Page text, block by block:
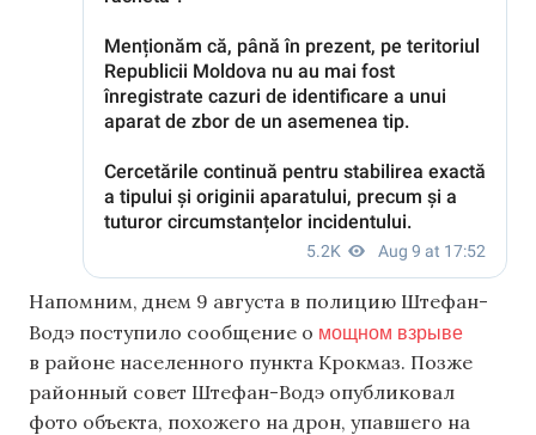
Напомним, днем 9 августа в полицию Штефан-
Водэ поступило сообщение о мощном взрыве
в районе населенного пункта Крокмаз. Позже
районный совет Штефан-Водэ опубликовал
фото объекта, похожего на дрон, упавшего на